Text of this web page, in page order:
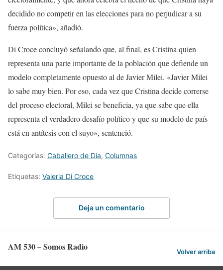
decidido no competir en las elecciones para no perjudicar a su
fuerza política», añadió.
Di Croce concluyó señalando que, al final, es Cristina quien
representa una parte importante de la población que defiende un
modelo completamente opuesto al de Javier Milei. «Javier Milei
lo sabe muy bien. Por eso, cada vez que Cristina decide correrse
del proceso electoral, Milei se beneficia, ya que sabe que ella
representa el verdadero desafío político y que su modelo de país
está en antítesis con el suyo», sentenció.
Categorías: Caballero de Día, Columnas
Etiquetas: Valeria Di Croce
Deja un comentario
AM 530 – Somos Radio Volver arriba